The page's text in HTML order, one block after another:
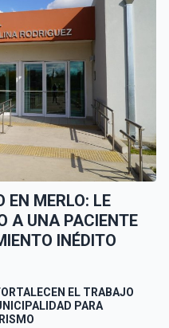
EN MERLO: LE
A UNA PACIENTE
INÉDITO
EL TRABAJO
PARA